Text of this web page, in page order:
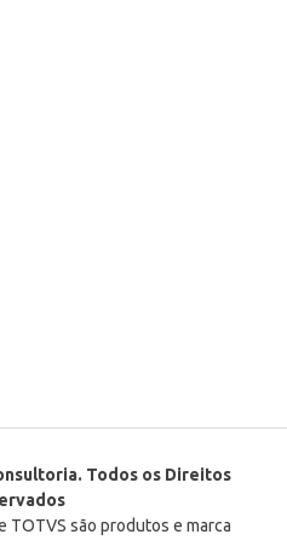
Todos os Direitos
TOTVS são produtos e marca